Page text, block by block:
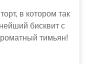
в котором так
бисквит с
тимьян!